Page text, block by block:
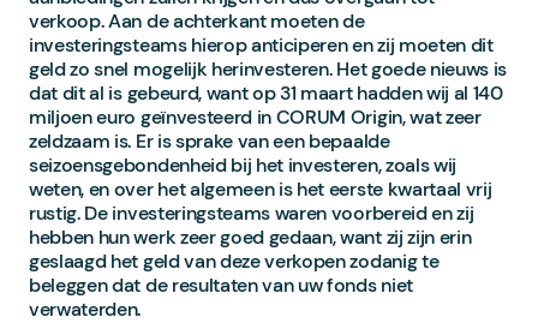
verkoop. Aan de achterkant moeten de
investeringsteams hierop anticiperen en zij moeten dit
geld zo snel mogelijk herinvesteren. Het goede nieuws is
dat dit al is gebeurd, want op 31 maart hadden wij al 140
miljoen euro geïnvesteerd in CORUM Origin, wat zeer
zeldzaam is. Er is sprake van een bepaalde
seizoensgebondenheid bij het investeren, zoals wij
weten, en over het algemeen is het eerste kwartaal vrij
rustig. De investeringsteams waren voorbereid en zij
hebben hun werk zeer goed gedaan, want zij zijn erin
geslaagd het geld van deze verkopen zodanig te
beleggen dat de resultaten van uw fonds niet
verwaterden.